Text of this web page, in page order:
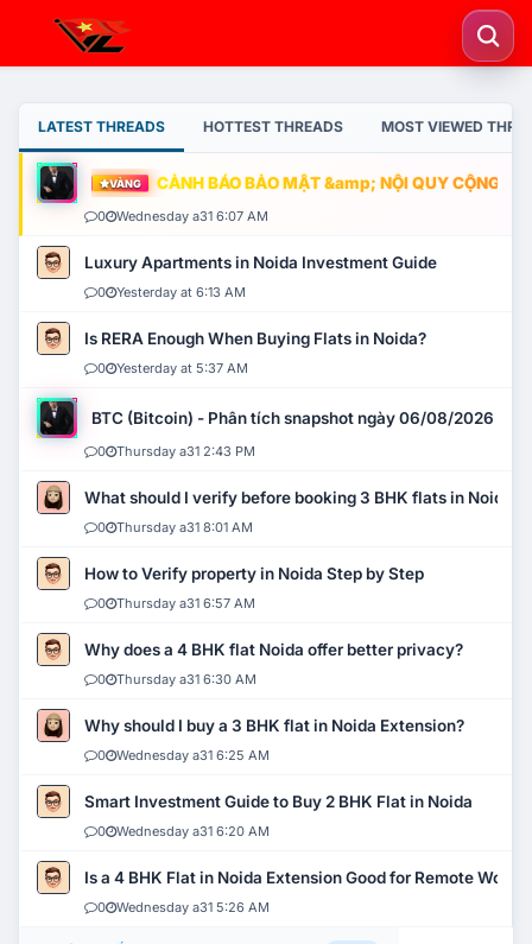
LATEST THREADS HOTTEST THREADS MOST VIEWED
VÀNG CẢNH BÁO BẢO MẬT &amp; NỘI QUY CỘNG
0 Wednesday a31 6:07 AM
Luxury Apartments in Noida Investment Guide
0 Yesterday at 6:13 AM
Is RERA Enough When Buying Flats in Noida?
0 Yesterday at 5:37 AM
BTC (Bitcoin) - Phân tích snapshot ngày 06/08/2026
0 Thursday a31 2:43 PM
What should I verify before booking 3 BHK flats in Noida?
0 Thursday a31 8:01 AM
How to Verify property in Noida Step by Step
0 Thursday a31 6:57 AM
Why does a 4 BHK flat Noida offer better privacy?
0 Thursday a31 6:30 AM
Why should I buy a 3 BHK flat in Noida Extension?
0 Wednesday a31 6:25 AM
Smart Investment Guide to Buy 2 BHK Flat in Noida
0 Wednesday a31 6:20 AM
Is a 4 BHK Flat in Noida Extension Good for Remote Work?
0 Wednesday a31 5:26 AM